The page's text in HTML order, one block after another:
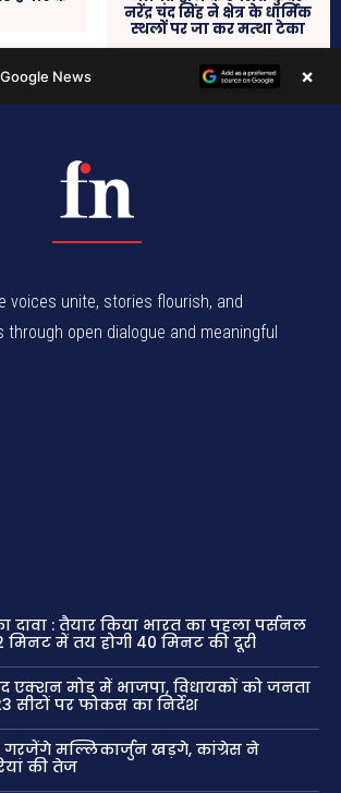
voices unite, stories flourish, and
through open dialogue and meaningful
दावा : तैयार किया भारत का पहला पर्सनल
मिनट में तय होगी 40 मिनट की दूरी
एक्शन मोड में भाजपा, विधायकों को जनता
सीटों पर फोकस का निर्देश
मल्लिकार्जुन खड़गे, कांग्रेस ने
की तेज